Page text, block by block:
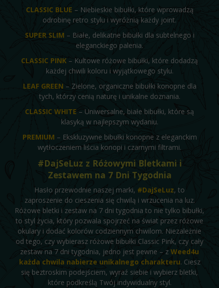
CLASSIC BLUE – Niebieskie bibułki, które wprowadzą
odrobinę retro stylu i wyróżnią każdy joint.
SUPER SLIM – Białe, delikatne bibułki dla subtelnego i
eleganckiego palenia.
CLASSIC PINK – Kultowe różowe bibułki, które dodadzą
każdej chwili koloru i wyjątkowego stylu.
LEAF GREEN – Zielone, organiczne bibułki konopne dla
tych, którzy cenią naturę i unikalne doznania.
CLASSIC WHITE – Uniwersalne, białe bibułki, które są
klasyką w najlepszym wydaniu.
PREMIUM – Ekskluzywne bibułki konopne z eleganckim
wytłoczeniem liścia konopi i czarnymi filtrami.
#DajSeLuz z Różowymi Bletkami i
Zestawem na 7 Dni Tygodnia
Hasło przewodnie naszej marki, #DajSeLuz, to
zaproszenie do cieszenia się chwilą i wrzucenia na luz.
Różowe bletki i zestaw na 7 dni tygodnia to nie tylko bibułki,
to styl życia, który pozwala spojrzeć na świat przez różowe
okulary i dodać kolorów codziennym chwilom. Niezależnie
od tego, czy wybierasz różowe bibułki Classic Pink, czy cały
zestaw na 7 dni tygodnia, jedno jest pewne – z Weed4u
każda chwila nabierze unikalnego charakteru. Ciesz
się beztroskim podejściem, wyraź siebie i wybierz bletki,
które podkreślą Twój indywidualny styl.